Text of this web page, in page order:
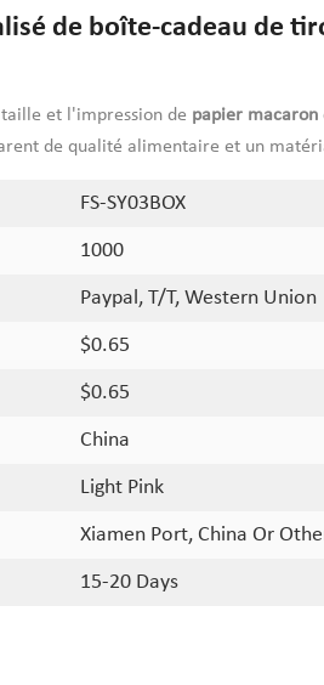
de boîte-cadeau de
et l'impression de papier macaron
de qualité alimentaire et un
FS-SY03BOX
1000
Paypal, T/T, Western Union
$0.65
$0.65
China
Light Pink
Xiamen Port, China Or
15-20 Days